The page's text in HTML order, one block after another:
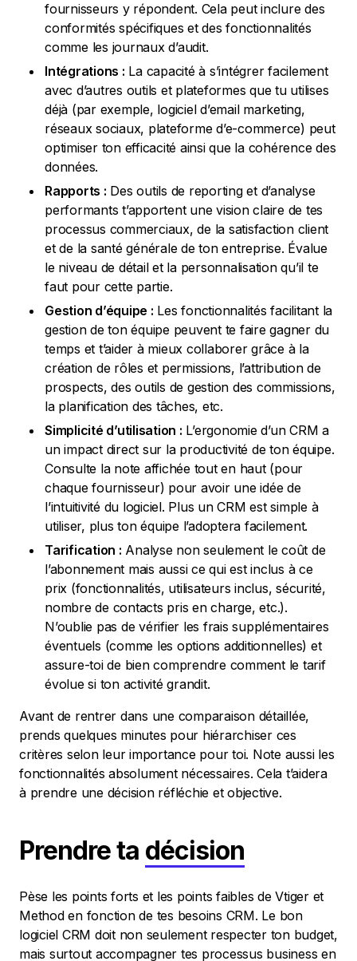
fournisseurs y répondent. Cela peut inclure des
conformités spécifiques et des fonctionnalités
comme les journaux d’audit.
Intégrations : La capacité à s’intégrer facilement
avec d’autres outils et plateformes que tu utilises
déjà (par exemple, logiciel d’email marketing,
réseaux sociaux, plateforme d’e-commerce) peut
optimiser ton efficacité ainsi que la cohérence des
données.
Rapports : Des outils de reporting et d’analyse
performants t’apportent une vision claire de tes
processus commerciaux, de la satisfaction client
et de la santé générale de ton entreprise. Évalue
le niveau de détail et la personnalisation qu’il te
faut pour cette partie.
Gestion d’équipe : Les fonctionnalités facilitant la
gestion de ton équipe peuvent te faire gagner du
temps et t’aider à mieux collaborer grâce à la
création de rôles et permissions, l’attribution de
prospects, des outils de gestion des commissions,
la planification des tâches, etc.
Simplicité d’utilisation : L’ergonomie d’un CRM a
un impact direct sur la productivité de ton équipe.
Consulte la note affichée tout en haut (pour
chaque fournisseur) pour avoir une idée de
l’intuitivité du logiciel. Plus un CRM est simple à
utiliser, plus ton équipe l’adoptera facilement.
Tarification : Analyse non seulement le coût de
l’abonnement mais aussi ce qui est inclus à ce
prix (fonctionnalités, utilisateurs inclus, sécurité,
nombre de contacts pris en charge, etc.).
N’oublie pas de vérifier les frais supplémentaires
éventuels (comme les options additionnelles) et
assure-toi de bien comprendre comment le tarif
évolue si ton activité grandit.
Avant de rentrer dans une comparaison détaillée,
prends quelques minutes pour hiérarchiser ces
critères selon leur importance pour toi. Note aussi les
fonctionnalités absolument nécessaires. Cela t’aidera
à prendre une décision réfléchie et objective.
Prendre ta décision
Pèse les points forts et les points faibles de Vtiger et
Method en fonction de tes besoins CRM. Le bon
logiciel CRM doit non seulement respecter ton budget,
mais surtout accompagner tes processus business en